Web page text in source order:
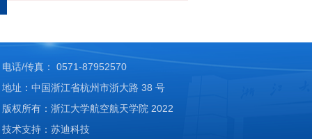
电话/传真： 0571-87952570
地址：中国浙江省杭州市浙大路 38 号
版权所有：浙江大学航空航天学院 2022
技术支持：苏迪科技